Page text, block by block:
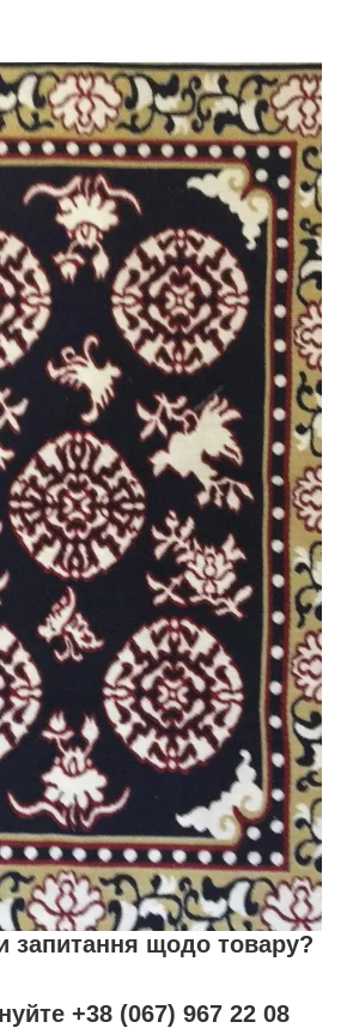
запитання щодо товару?
+38 (067) 967 22 08